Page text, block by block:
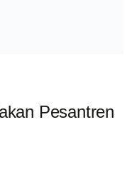
Pesantren